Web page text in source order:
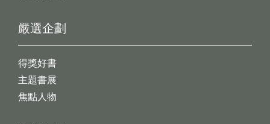
嚴選企劃
得獎好書
主題書展
焦點人物